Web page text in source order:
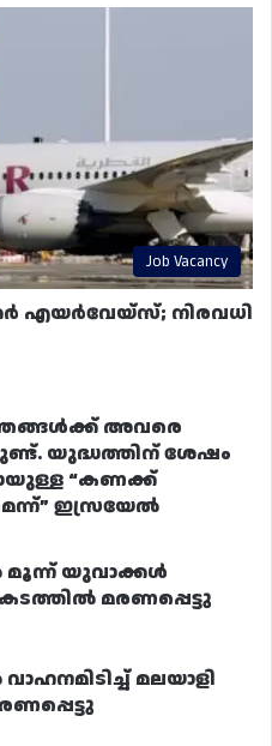
Job Vacancy
എയർവേയ്‌സ്; നിരവധി
അവരെ
യുദ്ധത്തിന് ശേഷം
“കണക്ക്
ഇസ്രയേൽ
മൂന്ന് യുവാക്കൾ
മരണപ്പെട്ടു
മലയാളി